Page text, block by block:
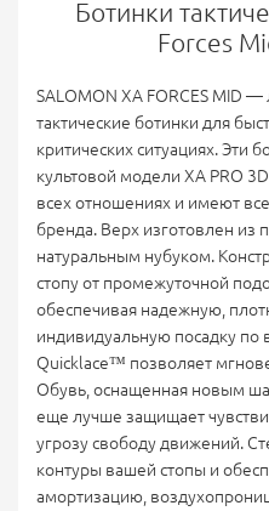
Ботинки
Forces
SALOMON XA FORCES MID
тактические ботинки для
критических ситуациях. Эти
культовой модели XA PRO
всех отношениях и имеют
бренда. Верх изготовлен из
натуральным нубуком.
стопу от промежуточной
обеспечивая надежную,
индивидуальную посадку по
Quicklace™ позволяет
Обувь, оснащенная новым
еще лучше защищает
угрозу свободу движений.
контуры вашей стопы и
амортизацию,